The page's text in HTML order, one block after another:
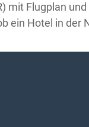
Flugplan
ein Hotel in der